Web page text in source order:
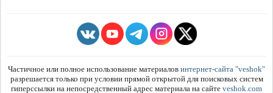
Частичное или полное использование материалов интернет-сайта "veshok"
разрешается только при условии прямой открытой для поисковых систем
гиперссылки на непосредственный адрес материала на сайте veshok.com